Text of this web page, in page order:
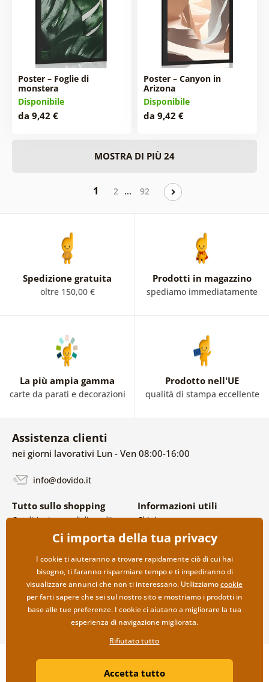
Poster – Foglie di
monstera
Disponibile
da 9,42 €
Poster – Canyon in
Arizona
Disponibile
da 9,42 €
MOSTRA DI PIÙ 24
1 2 … 92
Spedizione gratuita
oltre 150,00 €
Prodotti in magazzino
spediamo immediatamente
La più ampia gamma
carte da parati e decorazioni
Prodotto nell'UE
qualità di stampa eccellente
Assistenza clienti
nei giorni lavorativi Lun - Ven 08:00-16:00
info@dovido.it
Tutto sullo shopping
Condizioni generali di vendita e
Politica sulla privacy
Opzioni di spedizione e
pagamento
Reso della merce
Informazioni utili
Chi siamo
FAQ
Contatti
Collaborazione all’ingrosso
Copyright ©2019 © Dovido.it.
Litvanyi.sk| Negozio online creato da
Ci importa della tua privacy
I cookie ti aiuteranno a trovare rapidamente ciò di cui hai
bisogno, ti faranno risparmiare tempo e ti impediranno di
visualizzare annunci che non ti interessano. Utilizziamocookie
per farti sapere che sei sul nostro sito e mostriamo i prodotti in
base alle tue preferenze. I cookie ci aiutano a migliorare la tua
esperienza di navigazione migliorata.
Rifiutato tutto
Accetta tutto